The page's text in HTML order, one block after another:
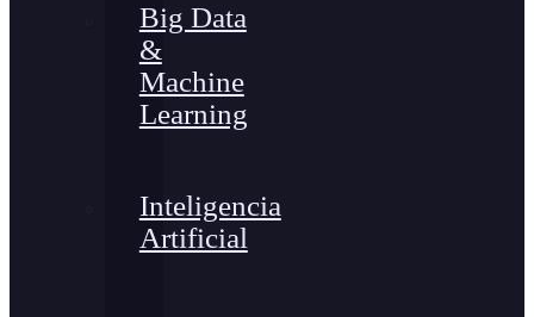
Big Data
&
Machine
Learning
Inteligencia
Artificial